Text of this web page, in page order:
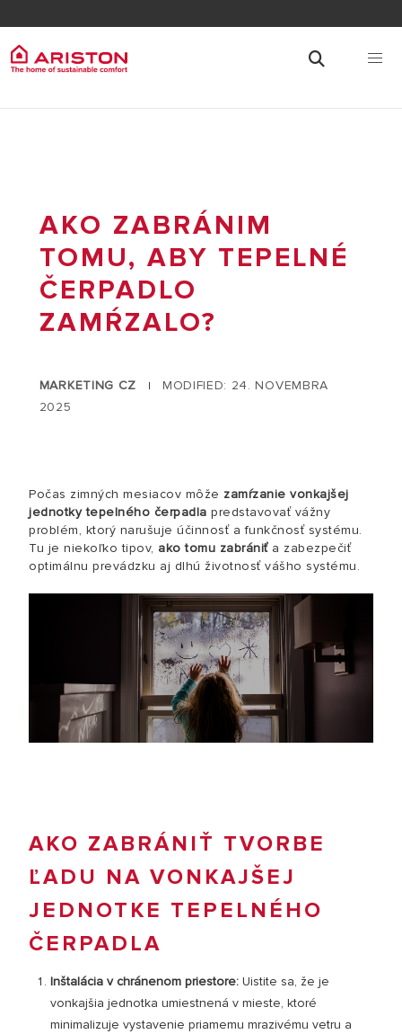
AKO ZABRÁNIM
TOMU, ABY TEPELNÉ
ČERPADLO
ZAMŔZALO?
MARKETING CZ |
MODIFIED: 24. NOVEMBRA
2025
Počas zimných mesiacov môže zamŕzanie vonkajšej
jednotky tepelného čerpadla predstavovať vážny
problém, ktorý narušuje účinnosť a funkčnosť systému.
Tu je niekoľko tipov, ako tomu zabrániťa zabezpečiť
optimálnu prevádzku aj dlhú životnosť vášho systému.
AKO ZABRÁNIŤ TVORBE
ĽADU NA VONKAJŠEJ
JEDNOTKE TEPELNÉHO
ČERPADLA
Inštalácia v chránenom priestore: Uistite sa, že je
vonkajšia jednotka umiestnená v mieste, ktoré
minimalizuje vystavenie priamemu mrazivému vetru a